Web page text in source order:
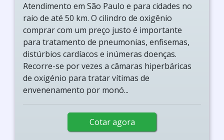
Atendimento em São Paulo e para cidades no
raio de até 50 km. O cilindro de oxigênio
comprar com um preço justo é importante
para tratamento de pneumonias, enfisemas,
distúrbios cardíacos e inúmeras doenças.
Recorre-se por vezes a câmaras hiperbáricas
de oxigénio para tratar vítimas de
envenenamento por monó...
Cotar agora